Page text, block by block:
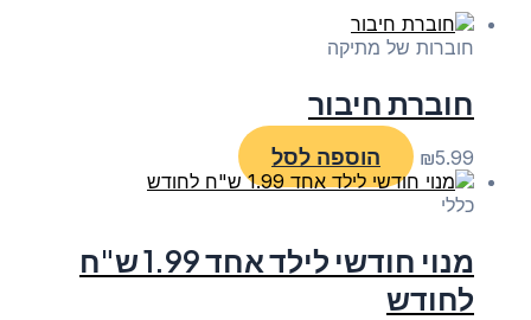
חוברות של מתיקה
חוברת חיבור
₪5.99 הוספה לסל
כללי
מנוי חודשי לילד אחד 1.99 ש"ח
לחודש